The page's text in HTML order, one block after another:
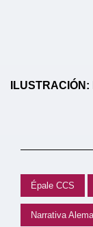
Épale CCS
Narrativa